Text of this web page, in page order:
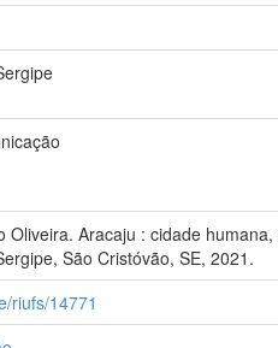
Oliveira. Aracaju : cidade
São Cristóvão, SE, 2021.
riufs/14771